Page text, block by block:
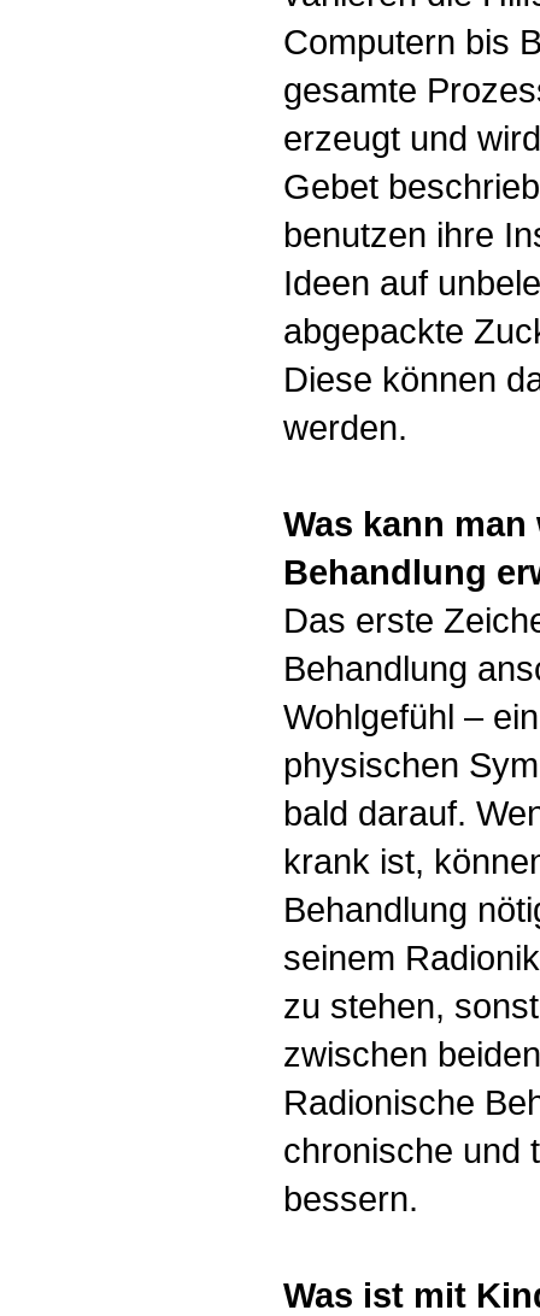
Computern bis
gesamte
erzeugt und
Gebet
benutzen ihre
Ideen auf
abgepackte
Diese können
werden.
Was kann
Behandlung
Das erste
Behandlung
Wohlgefühl –
physischen
bald darauf.
krank ist,
Behandlung
seinem
zu stehen,
zwischen
Radionische
chronische und
bessern.
Was ist mit